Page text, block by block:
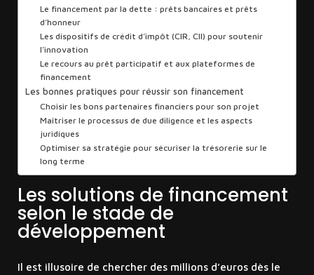
Le financement par la dette : prêts bancaires et prêts
d’honneur
Les dispositifs de crédit d’impôt (CIR, CII) pour soutenir
l’innovation
Le recours au prêt participatif et aux plateformes de
financement
Les bonnes pratiques pour réussir son financement
Choisir les bons partenaires financiers pour son projet
Maîtriser le processus de due diligence et les aspects
juridiques
Optimiser sa stratégie pour sécuriser la trésorerie sur le
long terme
Les solutions de financement
selon le stade de
développement
Il est illusoire de chercher des millions d’euros dès le